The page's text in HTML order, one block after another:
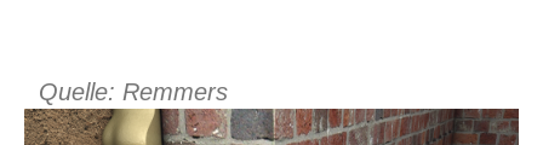
Quelle: Remmers